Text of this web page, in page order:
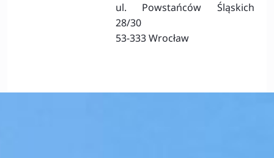
ul. Powstańców Śląskich
28/30
53-333 Wrocław